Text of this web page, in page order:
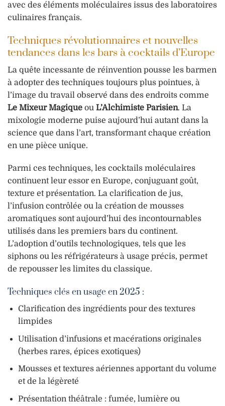
avec des éléments moléculaires issus des laboratoires
culinaires français.
Techniques révolutionnaires et nouvelles
tendances dans les bars à cocktails d’Europe
La quête incessante de réinvention pousse les barmen
à adopter des techniques toujours plus pointues, à
l’image du travail observé dans des endroits comme
Le Mixeur Magique ou L’Alchimiste Parisien. La
mixologie moderne puise aujourd’hui autant dans la
science que dans l’art, transformant chaque création
en une pièce unique.
Parmi ces techniques, les cocktails moléculaires
continuent leur essor en Europe, conjuguant goût,
texture et présentation. La clarification de jus,
l’infusion contrôlée ou la création de mousses
aromatiques sont aujourd’hui des incontournables
utilisés dans les premiers bars du continent.
L’adoption d’outils technologiques, tels que les
siphons ou les réfrigérateurs à usage précis, permet
de repousser les limites du classique.
Techniques clés en usage en 2025 :
Clarification des ingrédients pour des textures
limpides
Utilisation d’infusions et macérations originales
(herbes rares, épices exotiques)
Mousses et textures aériennes apportant du volume
et de la légèreté
Présentation théâtrale : fumée, lumière ou